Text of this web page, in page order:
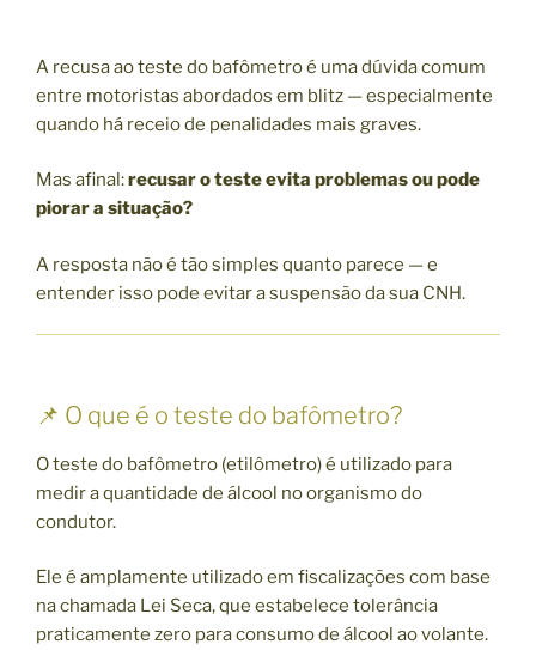
A recusa ao teste do bafômetro é uma dúvida comum
entre motoristas abordados em blitz — especialmente
quando há receio de penalidades mais graves.
Mas afinal:recusar o teste evita problemas ou pode
piorar a situação?
A resposta não é tão simples quanto parece — e
entender isso pode evitar a suspensão da sua CNH.
📌 O que é o teste do bafômetro?
O teste do bafômetro (etilômetro) é utilizado para
medir a quantidade de álcool no organismo do
condutor.
Ele é amplamente utilizado em fiscalizações com base
na chamada Lei Seca, que estabelece tolerância
praticamente zero para consumo de álcool ao volante.